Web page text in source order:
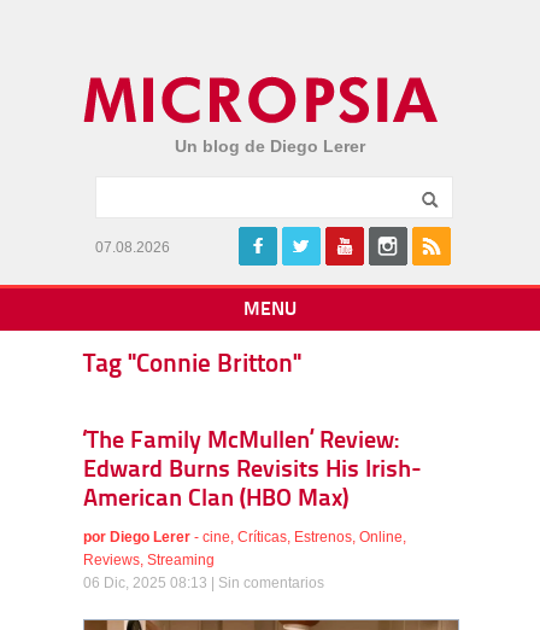
Un blog de Diego Lerer
07.08.2026
MENU
Tag "Connie Britton"
‘The Family McMullen’ Review:
Edward Burns Revisits His Irish-
American Clan (HBO Max)
por Diego Lerer - cine, Críticas, Estrenos, Online,
Reviews, Streaming
06 Dic, 2025 08:13 | Sin comentarios